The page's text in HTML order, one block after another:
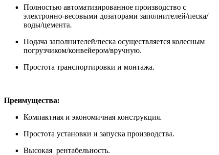
Полностью автоматизированное производство с
электронно-весовыми дозаторами заполнителей/песка/
воды/цемента.
Подача заполнителей/песка осуществляется колесным
погрузчиком/конвейером/вручную.
Простота транспортировки и монтажа.
Преимущества:
Компактная и экономичная конструкция.
Простота установки и запуска производства.
Высокая рентабельность.